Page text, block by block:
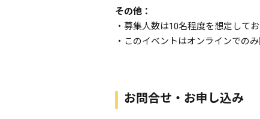
その他：
・募集人数は10名程度を想定して
・このイベントはオンラインでの
お問合せ・お申し込み